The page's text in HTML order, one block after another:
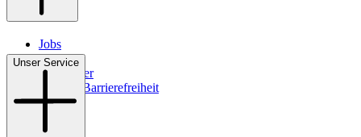
Jobs
Filialen
Newsletter
Digitale Barrierefreiheit
Unser Service